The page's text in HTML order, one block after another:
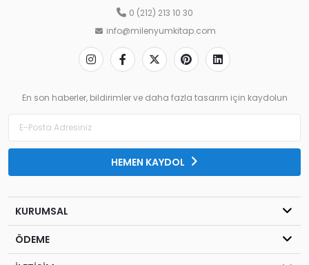
0 (212) 213 10 30
info@milenyumkitap.com
En son haberler, bildirimler ve daha fazla tasarım için kaydolun
HEMEN KAYDOL
KURUMSAL
ÖDEME